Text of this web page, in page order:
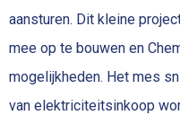
aansturen. Dit kleine
mee op te bouwen en
mogelijkheden. Het mes
van elektriciteitsinkoop